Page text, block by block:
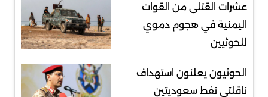
عشرات القتلى من القوات
اليمنية في هجوم دموي
للحوثيين
الحوثيون يعلنون استهداف
ناقلتي نفط سعوديتين